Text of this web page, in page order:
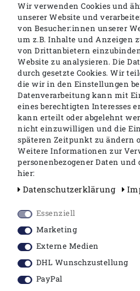
Hiermit bestätige ich,
schutz­erklärung
Sie sind bereits
PASSWORT*
Passwort vergessen?
Wir verwenden Cookies und
unserer Website und
von Besucher:innen unserer
um z.B. Inhalte und Anzeigen
von Drittanbietern
Website zu analysieren. Die
durch gesetzte Cookies. Wir
die wir in den Einstellungen
Datenverarbeitung kann mit
eines berechtigten Interesses
kann erteilt oder abgelehnt
nicht einzuwilligen und die
späteren Zeitpunkt zu ändern
Weitere Informationen zur
personenbezogener Daten
hier:
Daten­schutz­erklärung
Essenziell
Marketing
Externe Medien
DHL Wunschzustellung
PayPal